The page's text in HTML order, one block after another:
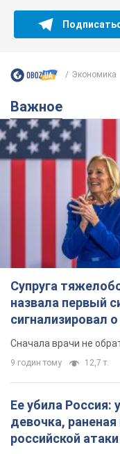
Супруга
назвала первый
сигнализировал
Сначала врачи не
12,7 т.
Ее убила Россия:
девочка, раненая
российской
область. Фото
В тот день во время
Почему в СССР
белые халаты
В этом был как
символический смысл